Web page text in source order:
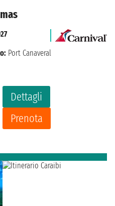
Dettagli
Prenota
Port Canaveral